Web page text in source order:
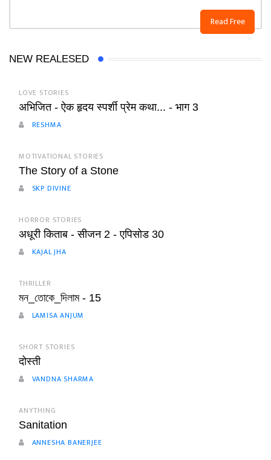
Read Free
NEW REALESED
LOVE STORIES
अभिजित - ऐक हृदय स्पर्शी प्रेम कथा... - भाग 3
RESHMA
MOTIVATIONAL STORIES
The Story of a Stone
SKP DIVINE
HORROR STORIES
अधूरी किताब - सीजन 2 - एपिसोड 30
KAJAL JHA
THRILLER
মন_তোকে_দিলাম - 15
LAMISA ANJUM
SHORT STORIES
दोस्ती
VANDNA SHARMA
ANYTHING
Sanitation
ANNESHA BANERJEE